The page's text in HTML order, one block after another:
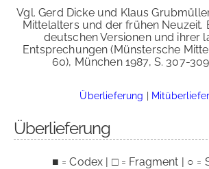
Vgl. Gerd Dicke und Klaus
Mittelalters und der frühen Neuzeit.
deutschen Versionen und ihrer
Entsprechungen (Münstersche
60), München 1987, S. 307-309
Überlieferung |
Überlieferung
■ = Codex | □ = Fragment | ○ =